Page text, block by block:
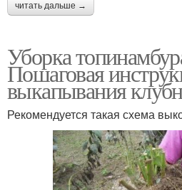
читать дальше →
Уборка
Пошаговая
выкапывания
Рекомендуется такая схема